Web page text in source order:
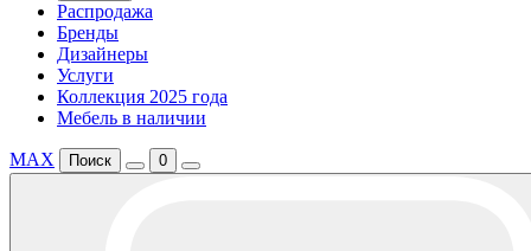
Распродажа
Бренды
Дизайнеры
Услуги
Коллекция 2025 года
Мебель в наличии
MAX Поиск 0